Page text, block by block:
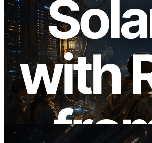
2026.08.05
ERPC Breidt Solana
met Pingmeting vanuit 7
Regio’s — Validators
Ook Gelanceerd